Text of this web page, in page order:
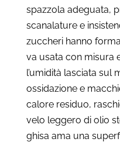
spazzola adeguata,
scanalature e
zuccheri hanno
va usata con misura
l’umidità lasciata sul
ossidazione e
calore residuo,
velo leggero di olio
ghisa ama una